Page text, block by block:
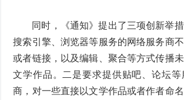
同时，《通知》提出了三项创新举
搜索引擎、浏览器等服务的网络服务商
或者链接，以及编辑、聚合等方式传播
文学作品。二是要求提供贴吧、论坛等
商，对一些直接以文学作品或者作者命